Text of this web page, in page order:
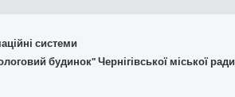
системи
будинок" Чернігівської міської ради